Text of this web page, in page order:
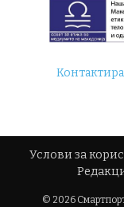
Услови за
© 2026